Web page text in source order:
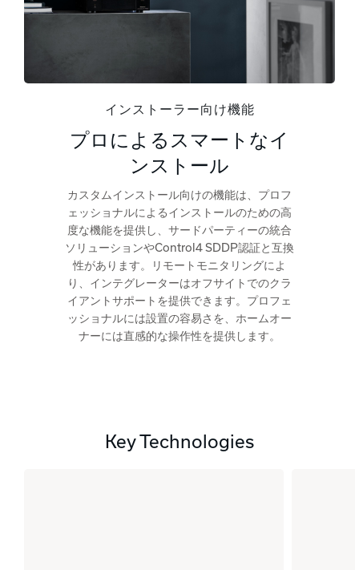
インストーラー向け機能
プロによるスマートなイ
ンストール
カスタムインストール向けの機能は、プロフ
ェッショナルによるインストールのための高
度な機能を提供し、サードパーティーの統合
ソリューションやControl4 SDDP認証と互換
性があります。リモートモニタリングによ
り、インテグレーターはオフサイトでのクラ
イアントサポートを提供できます。プロフェ
ッショナルには設置の容易さを、ホームオー
ナーには直感的な操作性を提供します。
Key Technologies